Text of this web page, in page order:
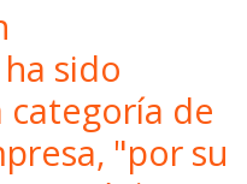
sido
categoría de
"por su